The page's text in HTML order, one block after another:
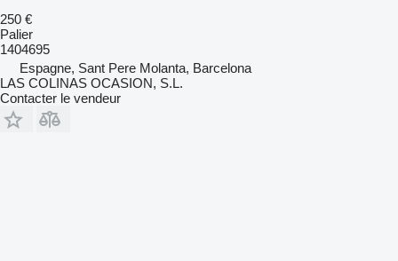
250 €
Palier
1404695
Espagne, Sant Pere Molanta, Barcelona
LAS COLINAS OCASION, S.L.
Contacter le vendeur